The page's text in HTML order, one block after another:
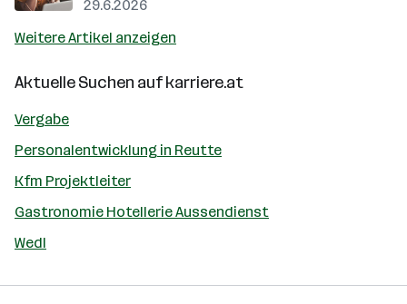
29.6.2026
Weitere Artikel anzeigen
Aktuelle Suchen aufkarriere.at
Vergabe
Personalentwicklung in Reutte
Kfm Projektleiter
Gastronomie Hotellerie Aussendienst
Wedl